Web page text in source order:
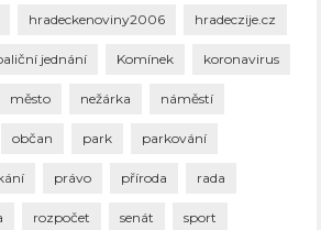
hradeckenoviny2006 hradeczije.cz
jednání Komínek koronavirus
město nežárka náměstí
občan park parkování
právo příroda rada
rozpočet senát sport